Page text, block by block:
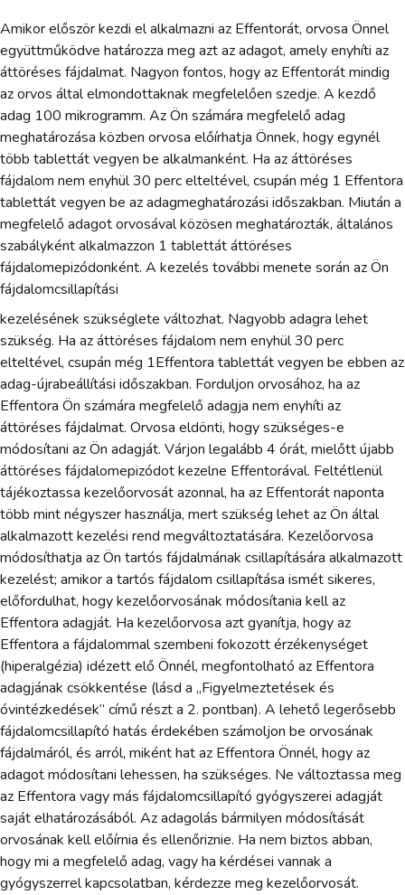
Amikor először kezdi el alkalmazni az Effentorát, orvosa Önnel
együttműködve határozza meg azt az adagot, amely enyhíti az
áttöréses fájdalmat. Nagyon fontos, hogy az Effentorát mindig
az orvos által elmondottaknak megfelelően szedje. A kezdő
adag 100 mikrogramm. Az Ön számára megfelelő adag
meghatározása közben orvosa előírhatja Önnek, hogy egynél
több tablettát vegyen be alkalmanként. Ha az áttöréses
fájdalom nem enyhül 30 perc elteltével, csupán még 1 Effentora
tablettát vegyen be az adagmeghatározási időszakban. Miután a
megfelelő adagot orvosával közösen meghatározták, általános
szabályként alkalmazzon 1 tablettát áttöréses
fájdalomepizódonként. A kezelés további menete során az Ön
fájdalomcsillapítási
kezelésének szükséglete változhat. Nagyobb adagra lehet
szükség. Ha az áttöréses fájdalom nem enyhül 30 perc
elteltével, csupán még 1Effentora tablettát vegyen be ebben az
adag-újrabeállítási időszakban. Forduljon orvosához, ha az
Effentora Ön számára megfelelő adagja nem enyhíti az
áttöréses fájdalmat. Orvosa eldönti, hogy szükséges-e
módosítani az Ön adagját. Várjon legalább 4 órát, mielőtt újabb
áttöréses fájdalomepizódot kezelne Effentorával. Feltétlenül
tájékoztassa kezelőorvosát azonnal, ha az Effentorát naponta
több mint négyszer használja, mert szükség lehet az Ön által
alkalmazott kezelési rend megváltoztatására. Kezelőorvosa
módosíthatja az Ön tartós fájdalmának csillapítására alkalmazott
kezelést; amikor a tartós fájdalom csillapítása ismét sikeres,
előfordulhat, hogy kezelőorvosának módosítania kell az
Effentora adagját. Ha kezelőorvosa azt gyanítja, hogy az
Effentora a fájdalommal szembeni fokozott érzékenységet
(hiperalgézia) idézett elő Önnél, megfontolható az Effentora
adagjának csökkentése (lásd a „Figyelmeztetések és
óvintézkedések” című részt a 2. pontban). A lehető legerősebb
fájdalomcsillapító hatás érdekében számoljon be orvosának
fájdalmáról, és arról, miként hat az Effentora Önnél, hogy az
adagot módosítani lehessen, ha szükséges. Ne változtassa meg
az Effentora vagy más fájdalomcsillapító gyógyszerei adagját
saját elhatározásából. Az adagolás bármilyen módosítását
orvosának kell előírnia és ellenőriznie. Ha nem biztos abban,
hogy mi a megfelelő adag, vagy ha kérdései vannak a
gyógyszerrel kapcsolatban, kérdezze meg kezelőorvosát.